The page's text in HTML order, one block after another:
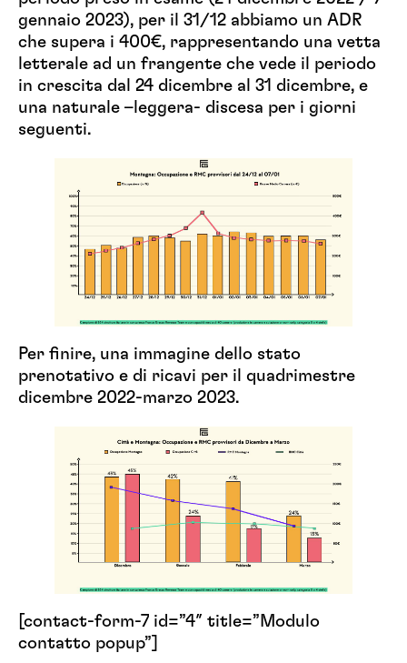
gennaio 2023), per il 31/12 abbiamo un ADR
che supera i 400€, rappresentando una vetta
letterale ad un frangente che vede il periodo
in crescita dal 24 dicembre al 31 dicembre, e
una naturale –leggera- discesa per i giorni
seguenti.
Per finire, una immagine dello stato
prenotativo e di ricavi per il quadrimestre
dicembre 2022-marzo 2023.
[contact-form-7 id=”4″ title=”Modulo
contatto popup”]